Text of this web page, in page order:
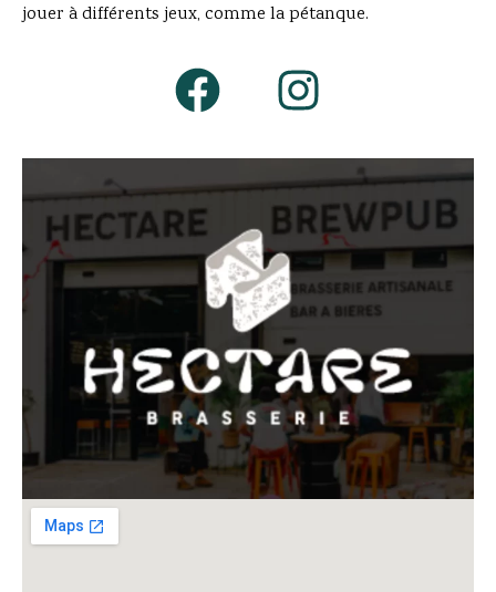
jouer à différents jeux, comme la pétanque.